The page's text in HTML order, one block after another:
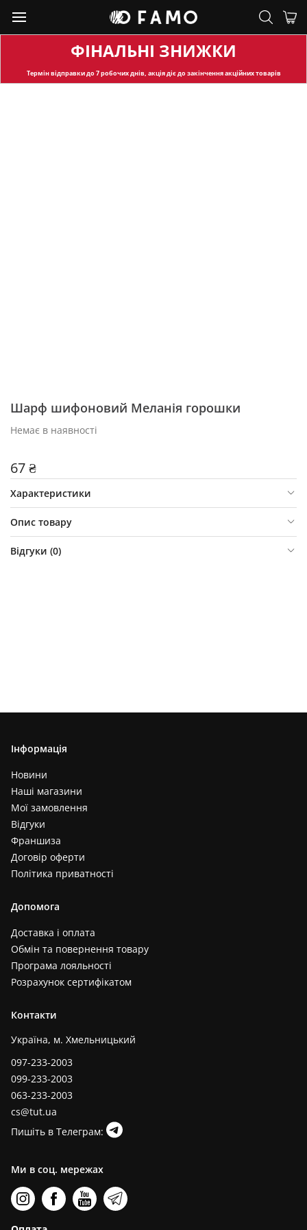
ФІНАЛЬНІ ЗНИЖКИ
Термін відправкидо 7 робочих днів, акція діє до закінчення акційних товарів
Шарф шифоновий Меланія горошки
Немає в наявності
67 ₴
Характеристики
Опис товару
Відгуки (0)
Інформація
Новини
Наші магазини
Мої замовлення
Відгуки
Франшиза
Договір оферти
Політика приватності
Допомога
Доставка і оплата
Обмін та повернення товару
Програма лояльності
Розрахунок сертифікатом
Контакти
Україна, м. Хмельницький
097-233-2003
099-233-2003
063-233-2003
cs@tut.ua
Пишіть в Телеграм:
Ми в соц. мережах